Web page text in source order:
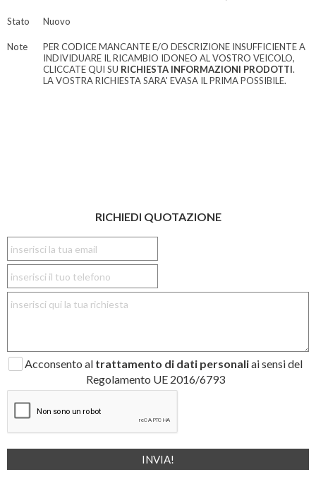
Stato Nuovo
Note
PER CODICE MANCANTE E/O DESCRIZIONE INSUFFICIENTE A
INDIVIDUARE IL RICAMBIO IDONEO AL VOSTRO VEICOLO,
CLICCATE QUI SU RICHIESTA INFORMAZIONI PRODOTTI.
LA VOSTRA RICHIESTA SARA' EVASA IL PRIMA POSSIBILE.
RICHIEDI QUOTAZIONE
Acconsento al trattamento di dati personaliai sensi del
Regolamento UE 2016/6793